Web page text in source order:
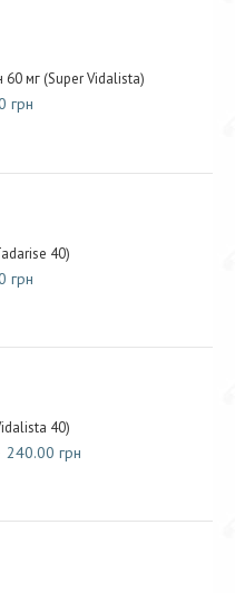
мг (Super Vidalista)
грн
40)
грн
40)
240.00 грн